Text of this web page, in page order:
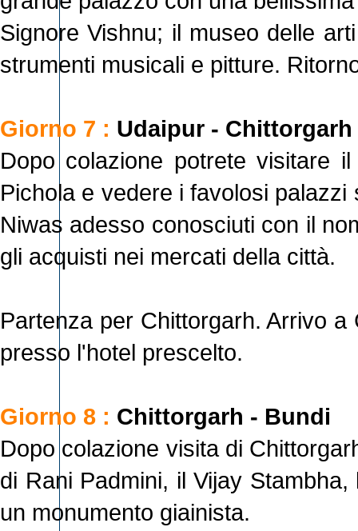
Signore Vishnu; il museo delle
strumenti musicali e pitture.
Giorno 7 : Udaipur - Chittorgarh
Dopo colazione potrete visitare
Pichola e vedere i favolosi
Niwas adesso conosciuti con il
gli acquisti nei mercati della città.
Partenza per Chittorgarh. Arrivo
presso l'hotel prescelto.
Giorno 8 : Chittorgarh - Bundi
Dopo colazione visita di
di Rani Padmini, il Vijay
un monumento giainista.